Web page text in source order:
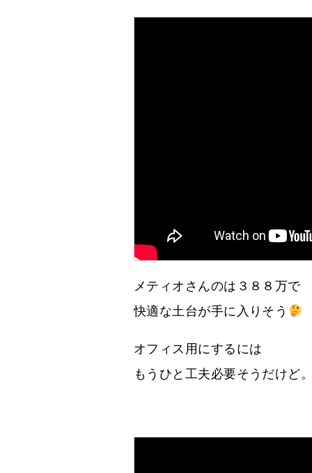
メティオさんのは３８８万で
快適な土台が手に入りそう
オフィス用にするには
もうひと工夫必要そうだけど